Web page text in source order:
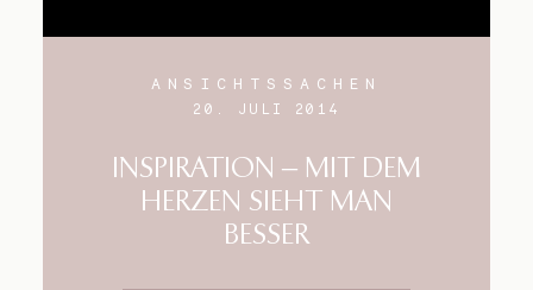
ANSICHTSSACHEN
20. JULI 2014
INSPIRATION – MIT DEM
HERZEN SIEHT MAN
BESSER